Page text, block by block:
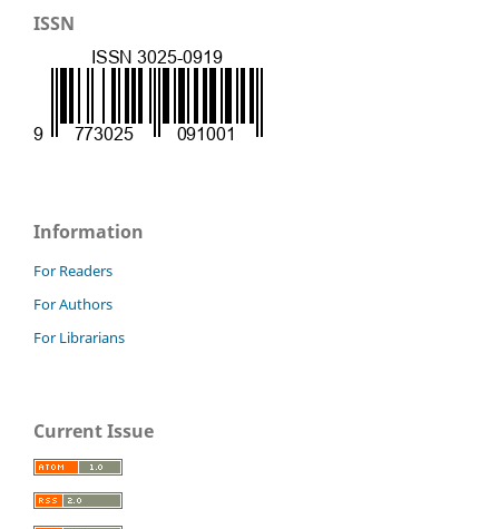
ISSN
Information
For Readers
For Authors
For Librarians
Current Issue